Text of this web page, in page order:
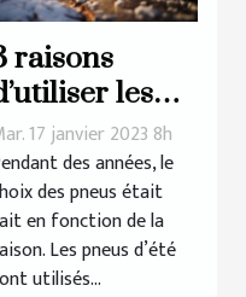
raisons
les
4
pour
véhicule ?
17 janvier 2023 8h
des années, le
des pneus était
en fonction de la
Les pneus d’été
utilisés...